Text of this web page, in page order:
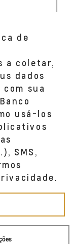
750
ES
01
29313-
de
a coletar,
dados
sua
usá-los
SMS,